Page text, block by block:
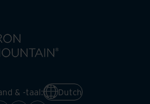
& -taal: Dutch